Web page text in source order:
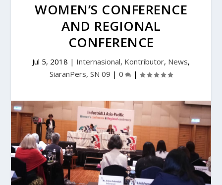
WOMEN’S CONFERENCE
AND REGIONAL
CONFERENCE
Jul 5, 2018 | Internasional, Kontributor, News,
SiaranPers, SN 09 | 0 |